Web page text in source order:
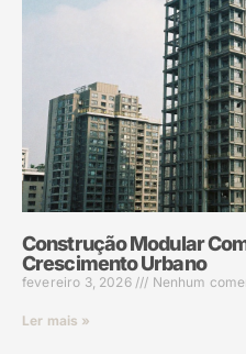
Construção Modular
Crescimento Urbano
fevereiro 3, 2026 Nenhum
Ler mais »